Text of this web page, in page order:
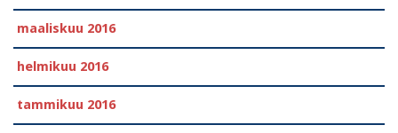
maaliskuu 2016
helmikuu 2016
tammikuu 2016